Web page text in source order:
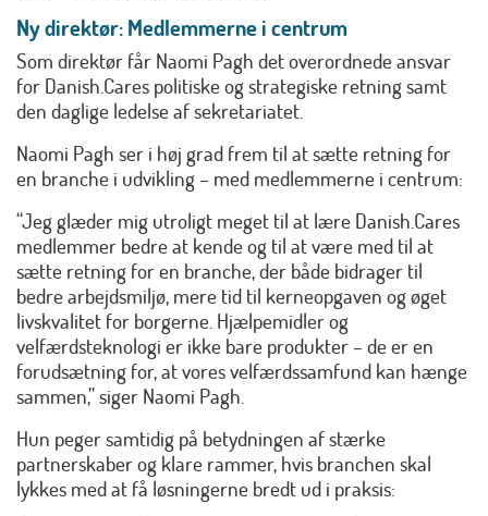
Ny direktør: Medlemmerne i centrum
Som direktør får Naomi Pagh det overordnede ansvar
for Danish.Cares politiske og strategiske retning samt
den daglige ledelse af sekretariatet.
Naomi Pagh ser i høj grad frem til at sætte retning for
en branche i udvikling – med medlemmerne i centrum:
“Jeg glæder mig utroligt meget til at lære Danish.Cares
medlemmer bedre at kende og til at være med til at
sætte retning for en branche, der både bidrager til
bedre arbejdsmiljø, mere tid til kerneopgaven og øget
livskvalitet for borgerne. Hjælpemidler og
velfærdsteknologi er ikke bare produkter – de er en
forudsætning for, at vores velfærdssamfund kan hænge
sammen,” siger Naomi Pagh.
Hun peger samtidig på betydningen af stærke
partnerskaber og klare rammer, hvis branchen skal
lykkes med at få løsningerne bredt ud i praksis: